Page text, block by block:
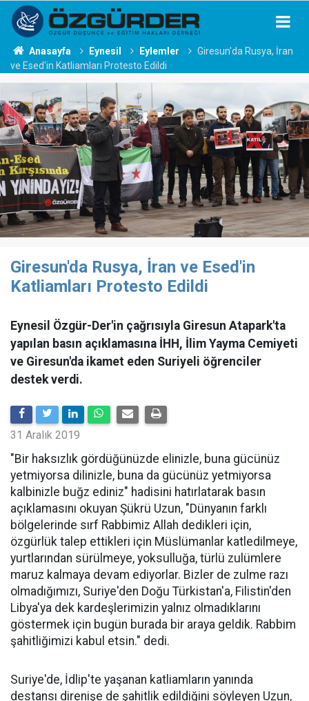
Anasayfa Eynesil Eylemler
Giresun'da Rusya, İran
ve Esed'in Katliamları Protesto Edildi
Giresun'da Rusya, İran ve Esed'in
Katliamları Protesto Edildi
Eynesil Özgür-Der'in çağrısıyla Giresun Atapark'ta
yapılan basın açıklamasına İHH, İlim Yayma Cemiyeti
ve Giresun'da ikamet eden Suriyeli öğrenciler
destek verdi.
31 Aralık 2019
"Bir haksızlık gördüğünüzde elinizle, buna gücünüz
yetmiyorsa dilinizle, buna da gücünüz yetmiyorsa
kalbinizle buğz ediniz" hadisini hatırlatarak basın
açıklamasını okuyan Şükrü Uzun, "Dünyanın farklı
bölgelerinde sırf Rabbimiz Allah dedikleri için,
özgürlük talep ettikleri için Müslümanlar katledilmeye,
yurtlarından sürülmeye, yoksulluğa, türlü zulümlere
maruz kalmaya devam ediyorlar. Bizler de zulme razı
olmadığımızı, Suriye'den Doğu Türkistan'a, Filistin'den
Libya'ya dek kardeşlerimizin yalnız olmadıklarını
göstermek için bugün burada bir araya geldik. Rabbim
şahitliğimizi kabul etsin." dedi.
Suriye'de, İdlip'te yaşanan katliamların yanında
destansı direnişe de şahitlik edildiğini söyleyen Uzun,